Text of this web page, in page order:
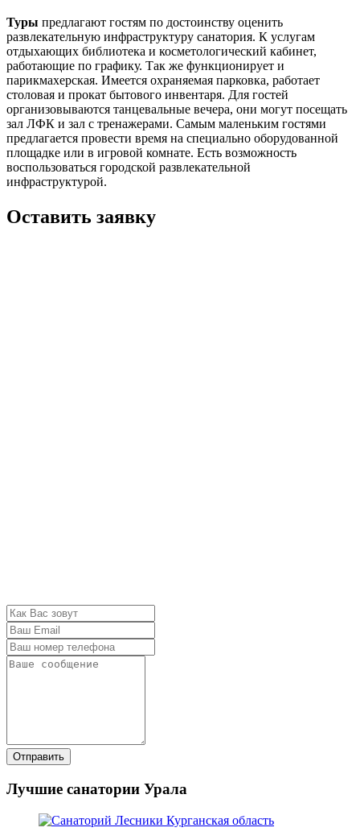
Туры предлагают гостям по достоинству оценить
развлекательную инфраструктуру санатория. К услугам
отдыхающих библиотека и косметологический кабинет,
работающие по графику. Так же функционирует и
парикмахерская. Имеется охраняемая парковка, работает
столовая и прокат бытового инвентаря. Для гостей
организовываются танцевальные вечера, они могут посещать
зал ЛФК и зал с тренажерами. Самым маленьким гостями
предлагается провести время на специально оборудованной
площадке или в игровой комнате. Есть возможность
воспользоваться городской развлекательной
инфраструктурой.
Оставить заявку
Отправить
Лучшие санатории Урала